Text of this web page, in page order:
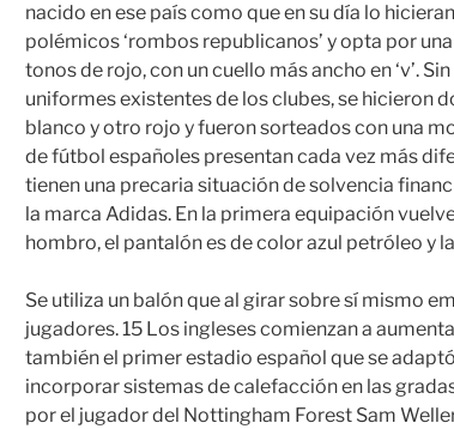
nacido en ese país como que en su día lo
polémicos ‘rombos republicanos’ y opta por
tonos de rojo, con un cuello más ancho en ‘v’.
uniformes existentes de los clubes, se hicieron
blanco y otro rojo y fueron sorteados con una
de fútbol españoles presentan cada vez más
tienen una precaria situación de solvencia
la marca Adidas. En la primera equipación
hombro, el pantalón es de color azul petróleo y
Se utiliza un balón que al girar sobre sí mismo
jugadores. 15 Los ingleses comienzan a
también el primer estadio español que se
incorporar sistemas de calefacción en las
por el jugador del Nottingham Forest Sam